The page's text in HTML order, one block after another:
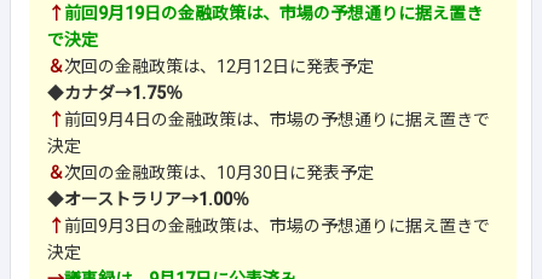
↑前回9月19日の金融政策は、市場の予想通りに据え置き
で決定
＆次回の金融政策は、12月12日に発表予定
◆カナダ→1.75％
↑前回9月4日の金融政策は、市場の予想通りに据え置きで
決定
＆次回の金融政策は、10月30日に発表予定
◆オーストラリア→1.00％
↑前回9月3日の金融政策は、市場の予想通りに据え置きで
決定